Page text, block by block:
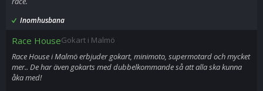
Inomhusbana
Race HouseGokart i Malmö
Race House i Malmö erbjuder gokart, minimoto, supermotard och mycket
mer.. De har även gokarts med dubbelkommande så att alla ska kunna
åka med!